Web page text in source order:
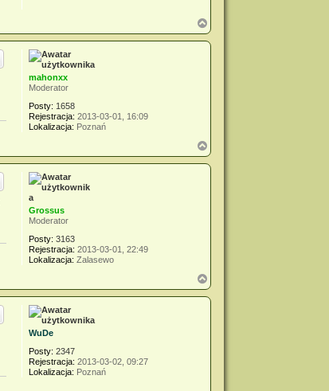
a
g
mahonxx
Moderator
Posty: 1658
Rejestracja: 2013-03-01, 16:09
Lokalizacja: Poznań
a
g
Grossus
Moderator
Posty: 3163
Rejestracja: 2013-03-01, 22:49
Lokalizacja: Zalasewo
a
g
WuDe
Posty: 2347
Rejestracja: 2013-03-02, 09:27
Lokalizacja: Poznań